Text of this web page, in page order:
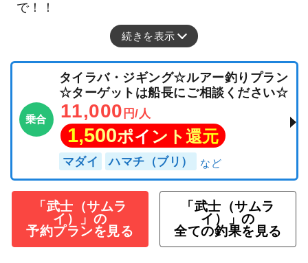
で！！
続きを表示
乗合
タイラバ・ジギング☆ルアー釣りプラン
☆ターゲットは船長にご相談ください☆
11,000 円/人
1,500ポイント還元
マダイ ハマチ（ブリ）
「武士（サムラ
イ）」の
予約プランを見る
「武士（サムラ
イ）」の
全ての釣果を見る